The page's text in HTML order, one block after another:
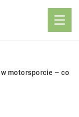
motorsporcie – co